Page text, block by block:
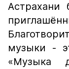
Астрахани
музыки -
«Музыка